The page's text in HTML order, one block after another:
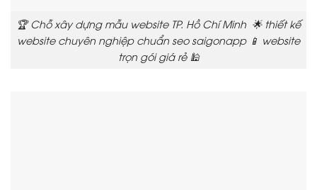
🏆 Chỗ xây dựng mẫu website TP. Hồ Chí Minh 🌟 thiết kế
website chuyên nghiệp chuẩn seo saigonapp 📱 website
trọn gói giá rẻ 🕌